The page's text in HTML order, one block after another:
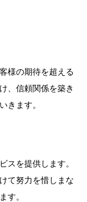
様の期待を超える
、信頼関係を築き
きます。
スを提供します。
て努力を惜しまな
す。